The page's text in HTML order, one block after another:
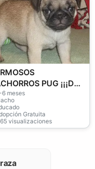
PUG ¡¡¡DOS
MERLE!!!
meses
Gratuita
visualizaciones